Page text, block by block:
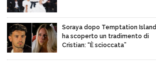
Soraya dopo Temptation Island
ha scoperto un tradimento di
Cristian: “È scioccata”